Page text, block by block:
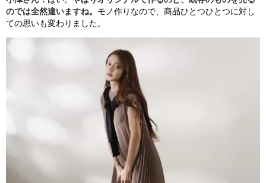
のでは全然違いますね。 モノ作りなので、商品ひとつひとつに対し
ての思いも変わりました。